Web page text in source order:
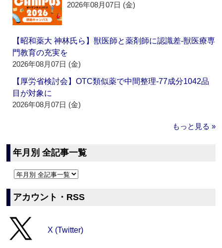
2026年08月07日 (金)
【昭和薬大 神林氏ら】獣医師と薬剤師に認識差‐獣医療専
門教育の充実を
2026年08月07日 (金)
【厚労省検討会】OTC類似薬で中間整理‐77成分1042品
目が対象に
2026年08月07日 (金)
もっと見る »
年月別 全記事一覧
アカウント・RSS
X (Twitter)